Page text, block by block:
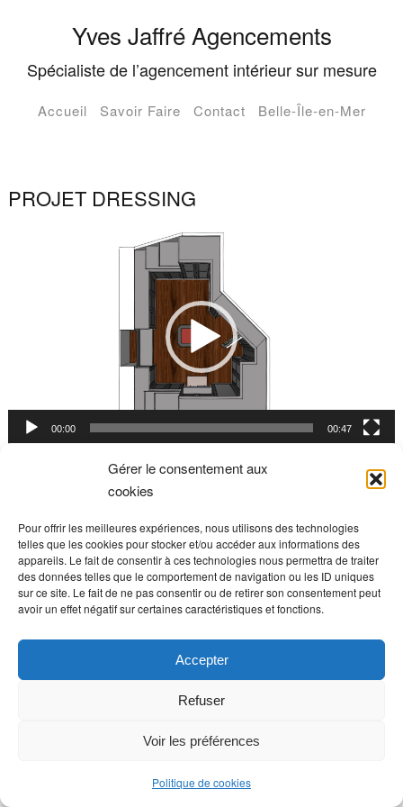
Gérer le consentement aux
cookies
Pour offrir les meilleures expériences, nous utilisons des technologies
telles que les cookies pour stocker et/ou accéder aux informations des
appareils. Le fait de consentir à ces technologies nous permettra de traiter
des données telles que le comportement de navigation ou les ID uniques
sur ce site. Le fait de ne pas consentir ou de retirer son consentement peut
avoir un effet négatif sur certaines caractéristiques et fonctions.
Accepter
Refuser
Voir les préférences
Politique de cookies
Yves Jaffré Agencements
Spécialiste de l’agencement intérieur sur mesure
Accueil Savoir Faire Contact Belle-Île-en-Mer
PROJET DRESSING
00:00 00:47
Return to top of page
Copyright © 2026 :: Création: Grégoire Noyelle :: Base: WordPress ,
Genesis
Framework::Log in